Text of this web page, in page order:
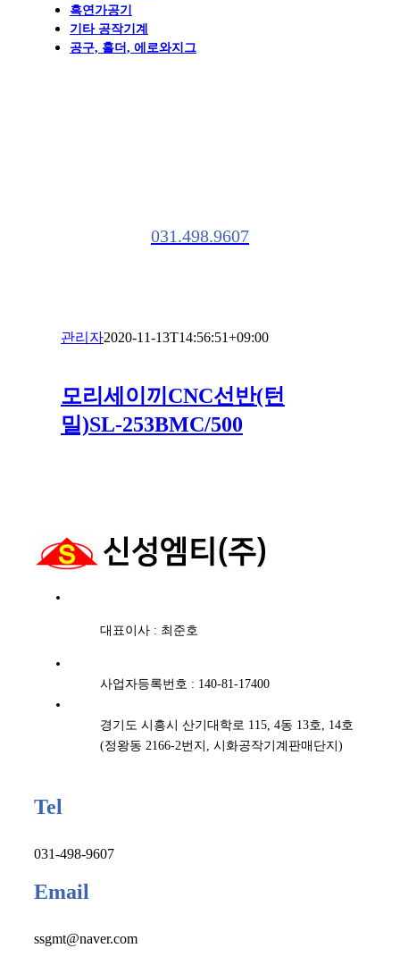
흑연가공기
기타 공작기계
공구, 홀더, 에로와지그
031.498.9607
관리자2020-11-13T14:56:51+09:00
모리세이끼CNC선반(턴
밀)SL-253BMC/500
대표이사 : 최준호
사업자등록번호 : 140-81-17400
경기도 시흥시 산기대학로 115, 4동 13호, 14호
(정왕동 2166-2번지, 시화공작기계판매단지)
Tel
031-498-9607
Email
ssgmt@naver.com